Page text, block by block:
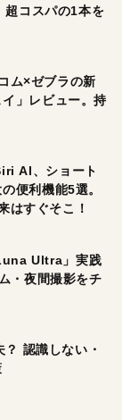
超コスパの1本を
ム×ゼブラの新
」レビュー。持
AI、ショート
便利機能5選。
はすぐそこ！
Ultra」実践
・夜間撮影をチ
認識しない・